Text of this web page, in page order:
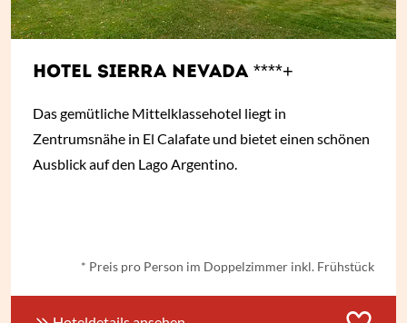
HOTEL SIERRA NEVADA ****+
Das gemütliche Mittelklassehotel liegt in
Zentrumsnähe in El Calafate und bietet einen schönen
Ausblick auf den Lago Argentino.
* Preis pro Person im Doppelzimmer inkl. Frühstück